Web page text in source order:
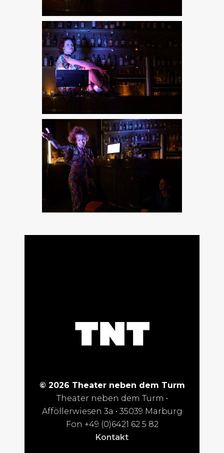
© 2026 Theater neben dem Turm
Theater neben dem Turm •
Afföllerwiesen 3a • 35039 Marburg
Fon +49 (0)6421 62 5 82
Kontakt